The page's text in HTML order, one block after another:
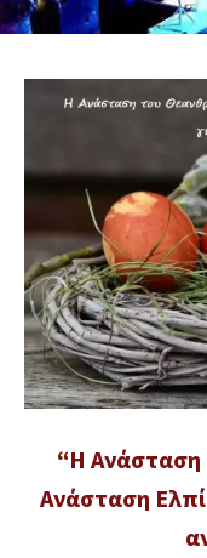
“Η Ανάσταση
Ανάσταση